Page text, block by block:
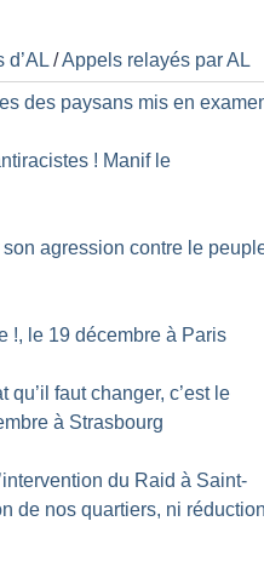
d’AL /Appels relayés par AL
des paysans mis en
! Manif le
agression contre le
!, le 19 décembre à Paris
qu’il faut changer, c’est le
à Strasbourg
du Raid à Saint-
de nos quartiers, ni